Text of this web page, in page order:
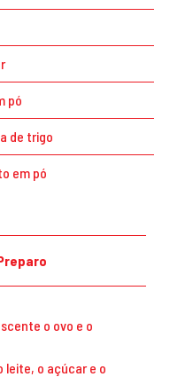
pó
de trigo
em pó
o ovo e o
leite, o açúcar e o